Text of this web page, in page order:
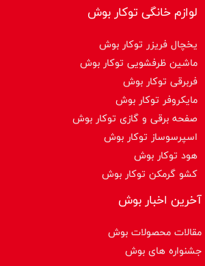
لوازم خانگی توکار بوش
یخچال فریزر توکار بوش
ماشین ظرفشویی توکار بوش
فربرقی توکار بوش
مایکروفر توکار بوش
صفحه برقی و گازی توکار بوش
اسپرسوساز توكار بوش
هود توکار بوش
کشو گرمکن توکار بوش
آخرین اخبار بوش
مقالات محصولات بوش
جشنواره های بوش